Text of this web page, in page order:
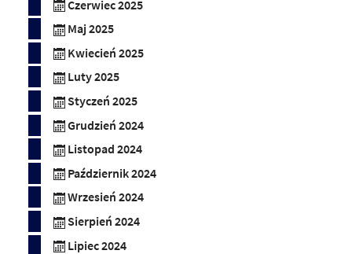
Czerwiec 2025
Maj 2025
Kwiecień 2025
Luty 2025
Styczeń 2025
Grudzień 2024
Listopad 2024
Październik 2024
Wrzesień 2024
Sierpień 2024
Lipiec 2024